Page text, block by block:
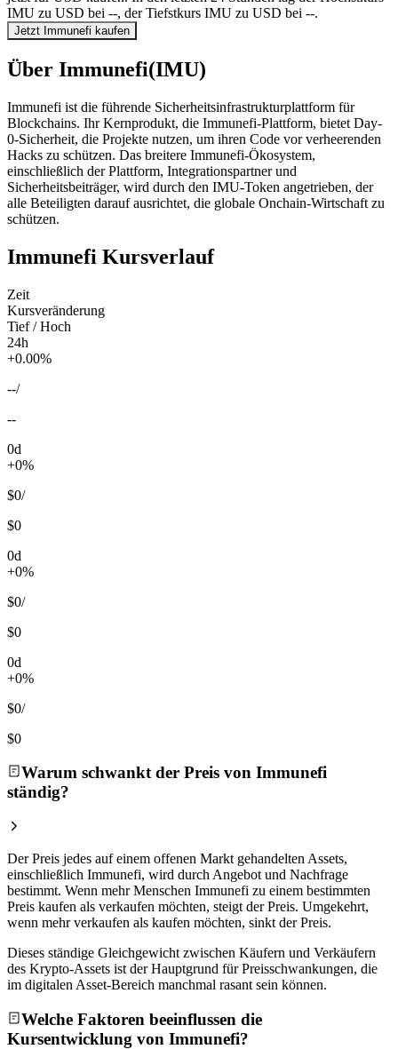
IMU zu USD bei --, der Tiefstkurs IMU zu USD bei --.
Jetzt Immunefi kaufen
Über Immunefi(IMU)
Immunefi ist die führende Sicherheitsinfrastrukturplattform für
Blockchains. Ihr Kernprodukt, die Immunefi-Plattform, bietet Day-
0-Sicherheit, die Projekte nutzen, um ihren Code vor verheerenden
Hacks zu schützen. Das breitere Immunefi-Ökosystem,
einschließlich der Plattform, Integrationspartner und
Sicherheitsbeiträger, wird durch den IMU-Token angetrieben, der
alle Beteiligten darauf ausrichtet, die globale Onchain-Wirtschaft zu
schützen.
Immunefi Kursverlauf
Zeit
Kursveränderung
Tief / Hoch
24h
+0.00%
--/
--
0d
+0%
$0/
$0
0d
+0%
$0/
$0
0d
+0%
$0/
$0
Warum schwankt der Preis von Immunefi
ständig?
Der Preis jedes auf einem offenen Markt gehandelten Assets,
einschließlich Immunefi, wird durch Angebot und Nachfrage
bestimmt. Wenn mehr Menschen Immunefi zu einem bestimmten
Preis kaufen als verkaufen möchten, steigt der Preis. Umgekehrt,
wenn mehr verkaufen als kaufen möchten, sinkt der Preis.
Dieses ständige Gleichgewicht zwischen Käufern und Verkäufern
des Krypto-Assets ist der Hauptgrund für Preisschwankungen, die
im digitalen Asset-Bereich manchmal rasant sein können.
Welche Faktoren beeinflussen die
Kursentwicklung von Immunefi?